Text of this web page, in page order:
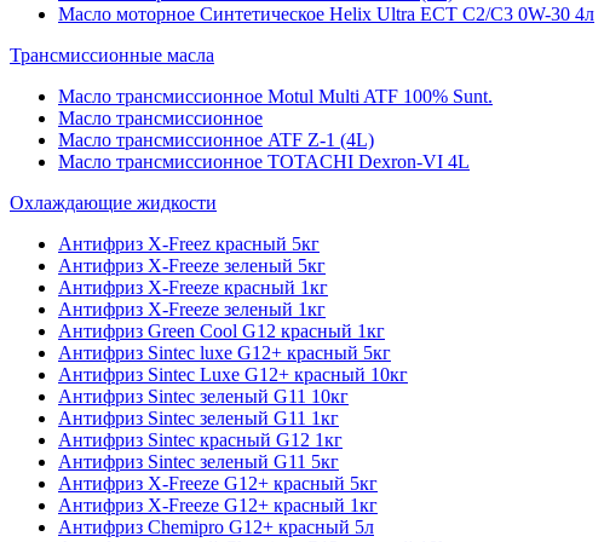
Масло моторное Синтетическое Helix Ultra ECT C2/C3 0W-30 4л
Трансмиссионные масла
Масло трансмиссионное Motul Multi ATF 100% Sunt.
Масло трансмиссионное
Масло трансмиссионное ATF Z-1 (4L)
Масло трансмиссионное TOTACHI Dexron-VI 4L
Охлаждающие жидкости
Антифриз X-Freez красный 5кг
Антифриз X-Freeze зеленый 5кг
Антифриз X-Freeze красный 1кг
Антифриз X-Freeze зеленый 1кг
Антифриз Green Cool G12 красный 1кг
Антифриз Sintec luxe G12+ красный 5кг
Антифриз Sintec Luxe G12+ красный 10кг
Антифриз Sintec зеленый G11 10кг
Антифриз Sintec зеленый G11 1кг
Антифриз Sintec красный G12 1кг
Антифриз Sintec зеленый G11 5кг
Антифриз X-Freeze G12+ красный 5кг
Антифриз X-Freeze G12+ красный 1кг
Антифриз Chemipro G12+ красный 5л